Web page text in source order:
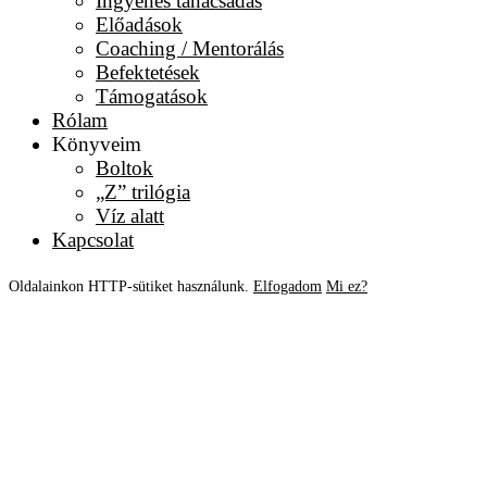
Előadások
Coaching / Mentorálás
Befektetések
Támogatások
Rólam
Könyveim
Boltok
„Z” trilógia
Víz alatt
Kapcsolat
Oldalainkon HTTP-sütiket használunk. Elfogadom Mi ez?